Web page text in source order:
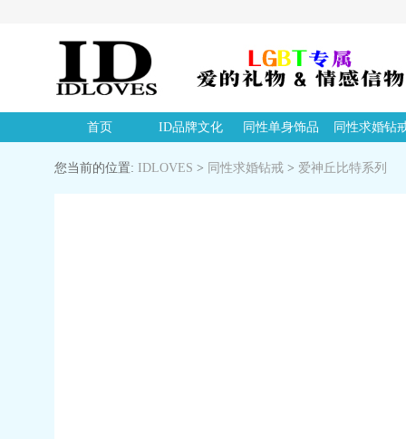
首页 ID品牌文化 同性单身饰品 同性求婚钻
您当前的位置: IDLOVES > 同性求婚钻戒 > 爱神丘比特系列